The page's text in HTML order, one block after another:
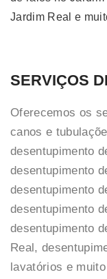
Jardim Real e
SERVIÇOS
Oferecemos os
canos e
desentupimento
desentupimento
desentupimento
desentupimento
desentupimento
Real,
lavatórios e